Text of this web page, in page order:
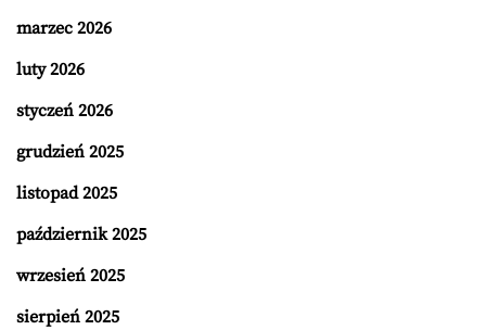
marzec 2026
luty 2026
styczeń 2026
grudzień 2025
listopad 2025
październik 2025
wrzesień 2025
sierpień 2025